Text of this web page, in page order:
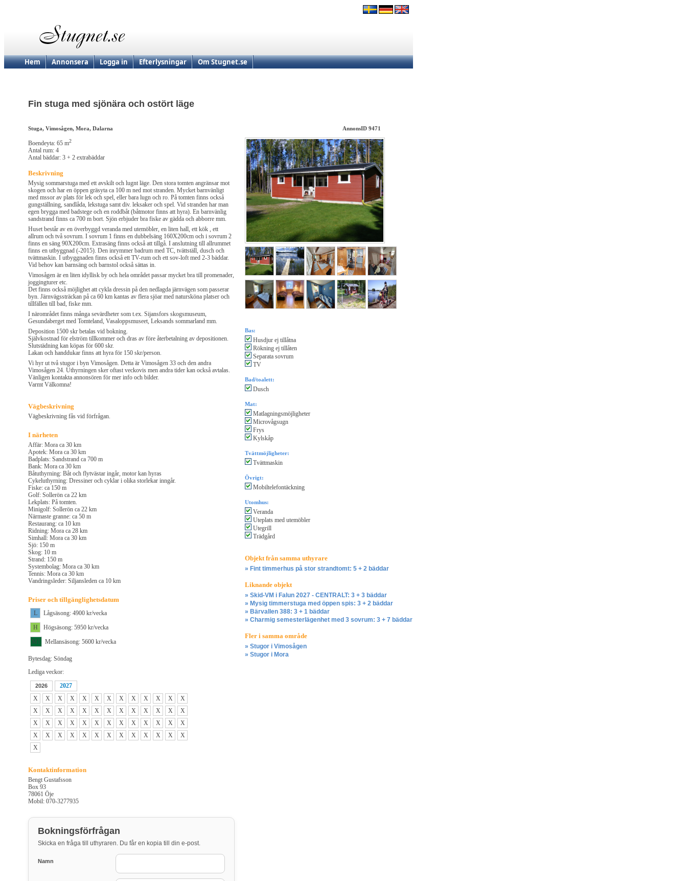
Hem Annonsera Logga in Efterlysningar Om Stugnet.se
Fin stuga med sjönära och ostört läge
Stuga, Vimosågen, Mora, Dalarna AnnonsID 9471
Boendeyta: 65 m2
Antal rum: 4
Antal bäddar: 3 + 2 extrabäddar
Beskrivning
Mysig sommarstuga med ett avskilt och lugnt läge. Den stora tomten angränsar mot
skogen och har en öppen gräsyta ca 100 m ned mot stranden. Mycket barnvänligt
med mssor av plats för lek och spel, eller bara lugn och ro. På tomten finns också
gungställning, sandlåda, lekstuga samt div. leksaker och spel. Vid stranden har man
egen brygga med badstege och en roddbåt (båtmotor finns att hyra). En barnvänlig
sandstrand finns ca 700 m bort. Sjön erbjuder bra fiske av gädda och abborre mm.
Huset består av en överbyggd veranda med utemöbler, en liten hall, ett kök , ett
allrum och två sovrum. I sovrum 1 finns en dubbelsäng 160X200cm och i sovrum 2
finns en säng 90X200cm. Extrasäng finns också att tillgå. I anslutning till allrummet
finns en utbyggnad (-2015). Den inrymmer badrum med TC, tvättställ, dusch och
tvättmaskin. I utbyggnaden finns också ett TV-rum och ett sov-loft med 2-3 bäddar.
Vid behov kan barnsäng och barnstol också sättas in.
Vimosågen är en liten idyllisk by och hela området passar mycket bra till promenader,
joggingturer etc.
Det finns också möjlighet att cykla dressin på den nedlagda järnvägen som passerar
byn. Järnvägssträckan på ca 60 km kantas av flera sjöar med natursköna platser och
tillfällen till bad, fiske mm.
I närområdet finns många sevärdheter som t.ex. Sijansfors skogsmuseum,
Gesundaberget med Tomteland, Vasaloppsmuseet, Leksands sommarland mm.
Deposition 1500 skr betalas vid bokning.
Självkostnad för elström tillkommer och dras av före återbetalning av depositionen.
Slutstädning kan köpas för 600 skr.
Lakan och handdukar finns att hyra för 150 skr/person.
Vi hyr ut två stugor i byn Vimosågen. Detta är Vimosågen 33 och den andra
Vimosågen 24. Uthyrningen sker oftast veckovis men andra tider kan också avtalas.
Vänligen kontakta annonsören för mer info och bilder.
Varmt Välkomna!
Vägbeskrivning
Vägbeskrivning fås vid förfrågan.
I närheten
Affär: Mora ca 30 km
Apotek: Mora ca 30 km
Badplats: Sandstrand ca 700 m
Bank: Mora ca 30 km
Båtuthyrning: Båt och flytvästar ingår, motor kan hyras
Cykeluthyrning: Dressiner och cyklar i olika storlekar inngår.
Fiske: ca 150 m
Golf: Sollerön ca 22 km
Lekplats: På tomten.
Minigolf: Sollerön ca 22 km
Närmaste granne: ca 50 m
Restaurang: ca 10 km
Ridning: Mora ca 28 km
Simhall: Mora ca 30 km
Sjö: 150 m
Skog: 10 m
Strand: 150 m
Systembolag: Mora ca 30 km
Tennis: Mora ca 30 km
Vandringsleder: Siljansleden ca 10 km
Priser och tillgänglighetsdatum
L
Lågsäsong: 4900 kr/vecka
H
Högsäsong: 5950 kr/vecka
M1
Mellansäsong: 5600 kr/vecka
Bytesdag: Söndag
Lediga veckor:
2026
2027
X
X X X X X X X X X X X
X
X
X X X X X X X X X X X
X
X
X X X X X X X X X X X
X
X
X X X X X X X X X X X
X
X
Kontaktinformation
Bengt Gustafsson
Box 93
78061 Öje
Mobil: 070-3277935
Bokningsförfrågan
Skicka en fråga till uthyraren. Du får en kopia till din e-post.
Namn
Bas:
Husdjur ej tillåtna
Rökning ej tillåten
Separata sovrum
TV
Bad/toalett:
Dusch
Mat:
Matlagningsmöjligheter
Microvågsugn
Frys
Kylskåp
Tvättmöjligheter:
Tvättmaskin
Övrigt:
Mobiltelefontäckning
Utomhus:
Veranda
Uteplats med utemöbler
Utegrill
Trädgård
Objekt från samma uthyrare
» Fint timmerhus på stor strandtomt: 5 + 2 bäddar
Liknande objekt
» Skid-VM i Falun 2027 - CENTRALT: 3 + 3 bäddar
» Mysig timmerstuga med öppen spis: 3 + 2 bäddar
» Bärvallen 388: 3 + 1 bäddar
» Charmig semesterlägenhet med 3 sovrum: 3 + 7 bäddar
Fler i samma område
» Stugor i Vimosågen
» Stugor i Mora